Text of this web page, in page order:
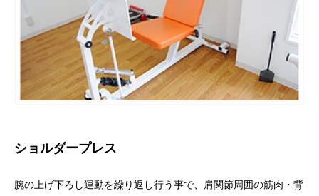
ショルダープレス
腕の上げ下ろし運動を繰り返し行う事で、肩関節周囲の筋肉・背